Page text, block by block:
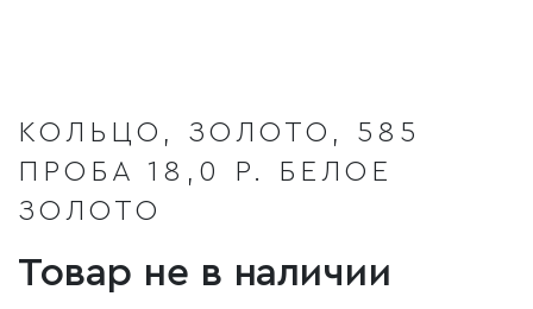
КОЛЬЦО, ЗОЛОТО, 585
ПРОБА 18,0 Р. БЕЛОЕ
ЗОЛОТО
Товар не в наличии